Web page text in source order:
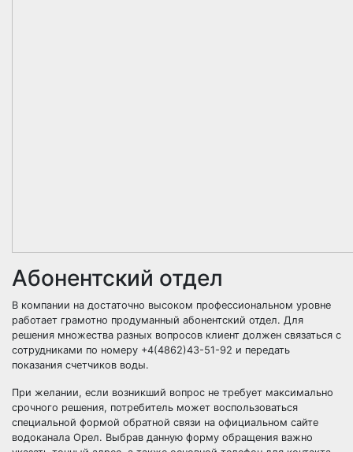
Абонентский отдел
В компании на достаточно высоком профессиональном уровне
работает грамотно продуманный абонентский отдел. Для
решения множества разных вопросов клиент должен связаться с
сотрудниками по номеру +4(4862)43-51-92 и передать
показания счетчиков воды.
При желании, если возникший вопрос не требует максимально
срочного решения, потребитель может воспользоваться
специальной формой обратной связи на официальном сайте
водоканала Орел. Выбрав данную форму обращения важно